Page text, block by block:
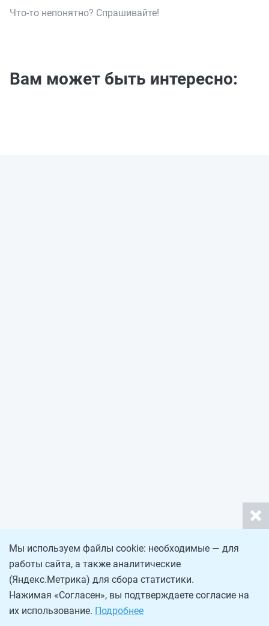
Что-то непонятно? Спрашивайте!
Вам может быть интересно:
Мы используем файлы cookie: необходимые — для
работы сайта, а также аналитические
(Яндекс.Метрика) для сбора статистики.
Нажимая «Согласен», вы подтверждаете согласие на
их использование. Подробнее